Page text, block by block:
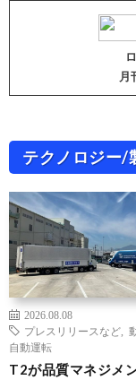
月
テクノロジー/
2026.08.08
プレスリリースなど
自動運転
T2が品質マネジメ